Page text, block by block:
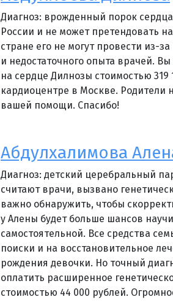
Диагноз: врожденный порок
России и не может претендовать
стране его не могут провести из-
и недостаточного опыта врачей.
на сердце Дилнозы стоимостью 319
кардиоцентре в Москве. Родители
вашей помощи. Спасибо!
Абдулхалимова
Диагноз: детский церебральный
считают врачи, вызвано
важно обнаружить, чтобы
у Алены будет больше шансов
самостоятельной. Все средства
поиски и на восстановительное
рождения девочки. Но точный
оплатить расширенное
стоимостью 44 000 рублей.